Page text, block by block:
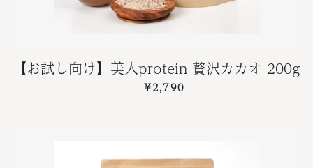
【お試し向け】美人protein 贅沢カカオ 200g
— 通常価格
¥2,790